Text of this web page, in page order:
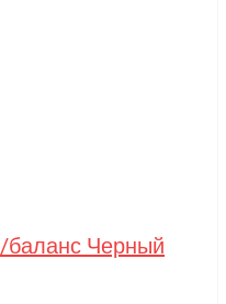
баланс Черный